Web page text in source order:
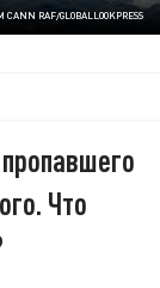
CANN RAF/GLOBALLOOKPRESS
Что